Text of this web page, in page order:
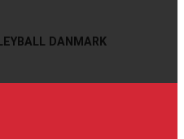
DANMARK